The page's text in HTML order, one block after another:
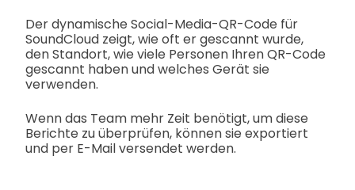
Der dynamische Social-Media-QR-Code für
SoundCloud zeigt, wie oft er gescannt wurde,
den Standort, wie viele Personen Ihren QR-Code
gescannt haben und welches Gerät sie
verwenden.
Wenn das Team mehr Zeit benötigt, um diese
Berichte zu überprüfen, können sie exportiert
und per E-Mail versendet werden.